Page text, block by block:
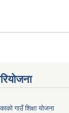
गाउँ शिक्षा योजना